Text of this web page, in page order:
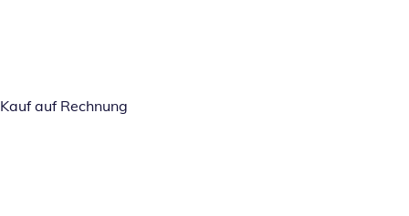
Kauf auf Rechnung